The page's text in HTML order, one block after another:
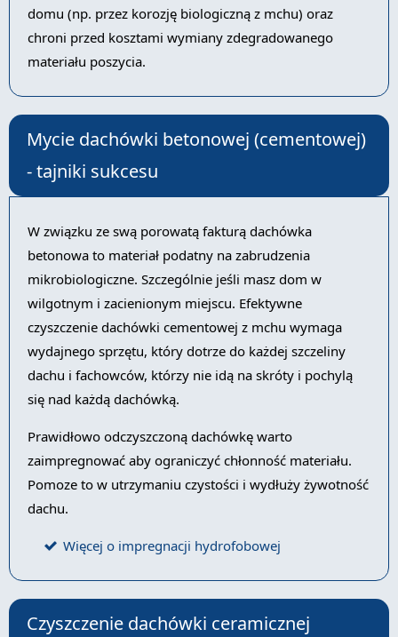
domu (np. przez korozję biologiczną z mchu) oraz
chroni przed kosztami wymiany zdegradowanego
materiału poszycia.
Mycie dachówki betonowej (cementowej)
- tajniki sukcesu
W związku ze swą porowatą fakturą dachówka
betonowa to materiał podatny na zabrudzenia
mikrobiologiczne. Szczególnie jeśli masz dom w
wilgotnym i zacienionym miejscu. Efektywne
czyszczenie dachówki cementowej z mchu wymaga
wydajnego sprzętu, który dotrze do każdej szczeliny
dachu i fachowców, którzy nie idą na skróty i pochylą
się nad każdą dachówką.
Prawidłowo odczyszczoną dachówkę warto
zaimpregnować aby ograniczyć chłonność materiału.
Pomoze to w utrzymaniu czystości i wydłuży żywotność
dachu.
Więcej o impregnacji hydrofobowej
Czyszczenie dachówki ceramicznej